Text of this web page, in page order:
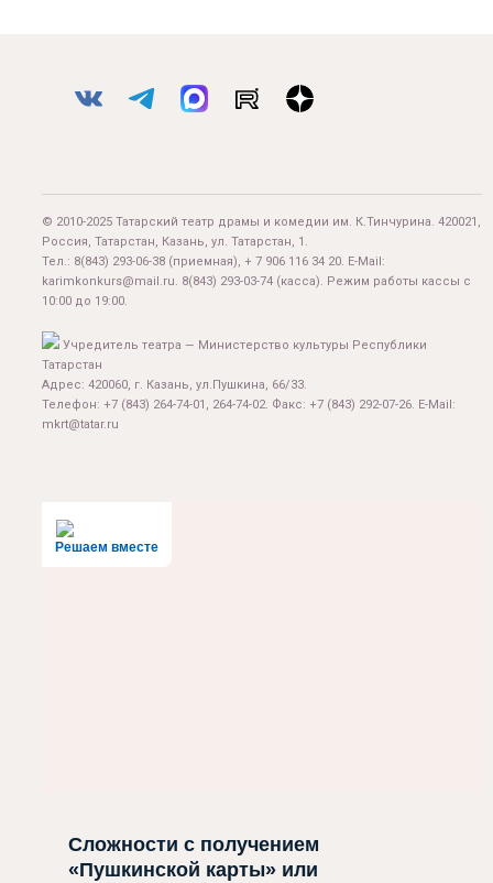
© 2010-2025 Татарский театр драмы и комедии им. К.Тинчурина. 420021,
Россия, Татарстан, Казань, ул. Татарстан, 1.
Тел.: 8(843) 293-06-38 (приемная), + 7 906 116 34 20. E-Mail:
karimkonkurs@mail.ru. 8(843) 293-03-74 (касса). Режим работы кассы с
10:00 до 19:00.
Учредитель театра — Министерство культуры Республики
Татарстан
Адрес: 420060, г. Казань, ул.Пушкина, 66/33.
Телефон: +7 (843) 264-74-01, 264-74-02. Факс: +7 (843) 292-07-26. E-Mail:
mkrt@tatar.ru
Решаем вместе
Сложности с получением
«Пушкинской карты» или